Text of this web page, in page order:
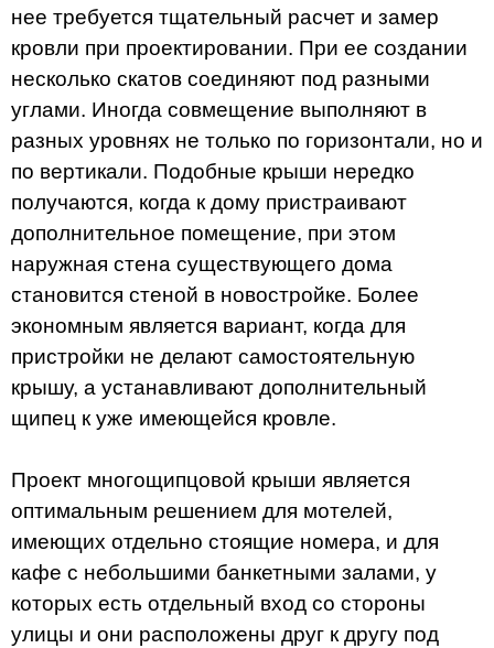
нее требуется тщательный расчет и замер
кровли при проектировании. При ее создании
несколько скатов соединяют под разными
углами. Иногда совмещение выполняют в
разных уровнях не только по горизонтали, но и
по вертикали. Подобные крыши нередко
получаются, когда к дому пристраивают
дополнительное помещение, при этом
наружная стена существующего дома
становится стеной в новостройке. Более
экономным является вариант, когда для
пристройки не делают самостоятельную
крышу, а устанавливают дополнительный
щипец к уже имеющейся кровле.
Проект многощипцовой крыши является
оптимальным решением для мотелей,
имеющих отдельно стоящие номера, и для
кафе с небольшими банкетными залами, у
которых есть отдельный вход со стороны
улицы и они расположены друг к другу под